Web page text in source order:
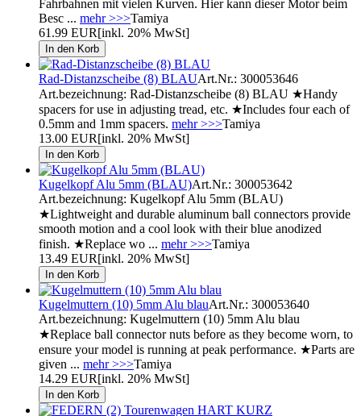
Fahrbahnen mit vielen Kurven. Hier kann dieser Motor beim
Besc ... mehr >>>Tamiya
61.99 EUR[inkl. 20% MwSt]
Rad-Distanzscheibe (8) BLAUArt.Nr.: 300053646
Art.bezeichnung: Rad-Distanzscheibe (8) BLAU ★Handy
spacers for use in adjusting tread, etc. ★Includes four each of
0.5mm and 1mm spacers. mehr >>>Tamiya
13.00 EUR[inkl. 20% MwSt]
Kugelkopf Alu 5mm (BLAU)Art.Nr.: 300053642
Art.bezeichnung: Kugelkopf Alu 5mm (BLAU)
★Lightweight and durable aluminum ball connectors provide
smooth motion and a cool look with their blue anodized
finish. ★Replace wo ... mehr >>>Tamiya
13.49 EUR[inkl. 20% MwSt]
Kugelmuttern (10) 5mm Alu blauArt.Nr.: 300053640
Art.bezeichnung: Kugelmuttern (10) 5mm Alu blau
★Replace ball connector nuts before as they become worn, to
ensure your model is running at peak performance. ★Parts are
given ... mehr >>>Tamiya
14.29 EUR[inkl. 20% MwSt]